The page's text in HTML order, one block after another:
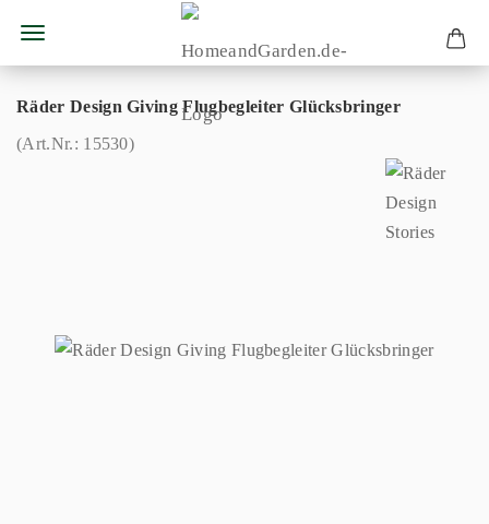
Räder Design Giving Flugbegleiter Glücksbringer
(Art.Nr.: 15530)